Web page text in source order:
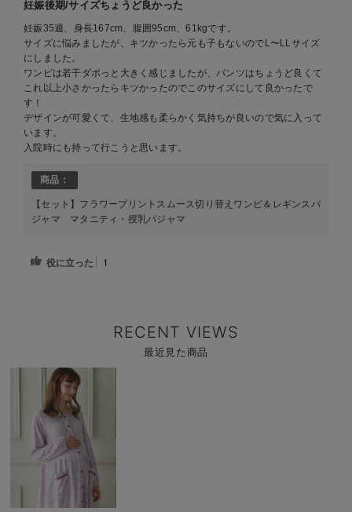
妊娠後期/サイズちょうど良かった
妊娠35週、身長167cm、腹囲95cm、61kgです。
サイズに悩みましたが、キツかったら元も子もないのでL〜LLサイズ
にしました。
ワンピは若干ダボっと大きく感じましたが、パンツはちょうど良くて
これ以上小さかったらキツかったのでこのサイズにして良かったで
す！
デザインが可愛くて、生地感も柔らかく気持ちが良いので気に入って
います。
入院時にも持って行こうと思います。
商品：
【セット】フラワープリントスムース切り替えワンピ＆レギンスパ
ジャマ マタニティ・授乳パジャマ
役に立った 1
RECENT VIEWS
最近見た商品
商